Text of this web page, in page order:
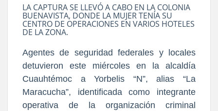
LA CAPTURA SE LLEVÓ A CABO EN LA COLONIA
BUENAVISTA, DONDE LA MUJER TENÍA SU
CENTRO DE OPERACIONES EN VARIOS HOTELES
DE LA ZONA.
Agentes de seguridad federales y locales
detuvieron este miércoles en la alcaldía
Cuauhtémoc a Yorbelis “N”, alias “La
Maracucha”, identificada como integrante
operativa de la organización criminal